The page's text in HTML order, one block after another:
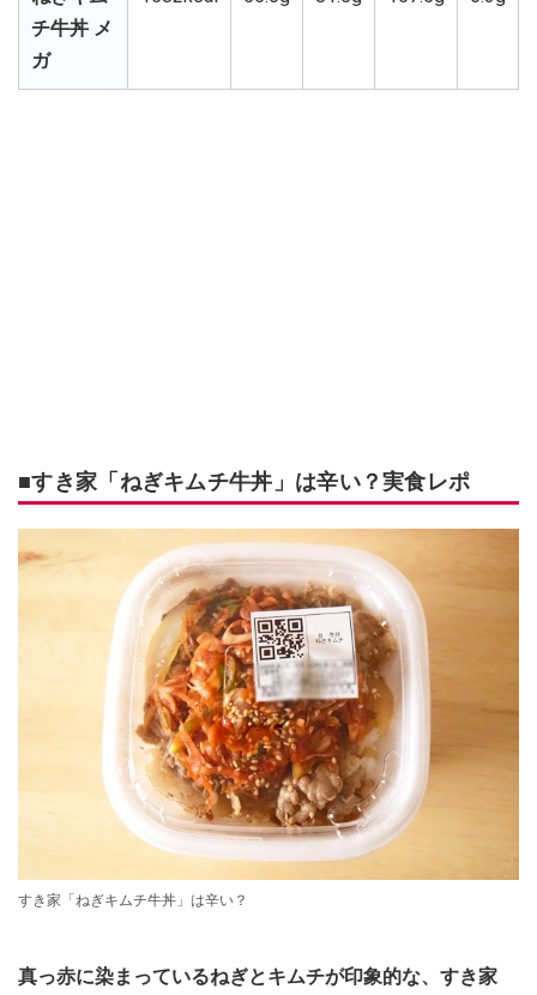
チ牛丼 メ
ガ
■すき家「ねぎキムチ牛丼」は辛い？実食レポ
すき家「ねぎキムチ牛丼」は辛い？
真っ赤に染まっているねぎとキムチが印象的な、すき家